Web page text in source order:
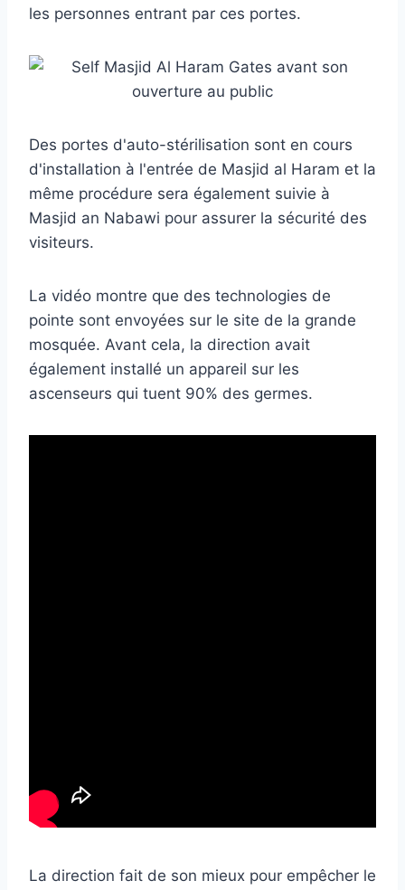
les personnes entrant par ces portes.
Des portes d'auto-stérilisation sont en cours
d'installation à l'entrée de Masjid al Haram et la
même procédure sera également suivie à
Masjid an Nabawi pour assurer la sécurité des
visiteurs.
La vidéo montre que des technologies de
pointe sont envoyées sur le site de la grande
mosquée. Avant cela, la direction avait
également installé un appareil sur les
ascenseurs qui tuent 90% des germes.
La direction fait de son mieux pour empêcher le